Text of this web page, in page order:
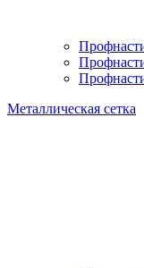
Металлическая сетка